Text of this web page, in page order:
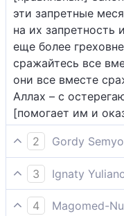
эти запретные
на их запретность
еще более
сражайтесь все
они все вместе
Аллах – с
[помогает им и
2
Gordy
Действительно,
месяцев, по книге
Он небеса и
3
Ignaty
Поистине, число
4
Magomed-